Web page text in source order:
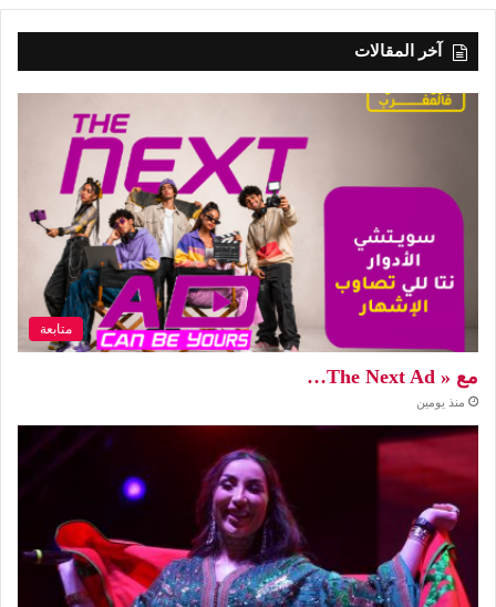
آخر المقالات
متابعة
مع « The Next Ad…
منذ يومين